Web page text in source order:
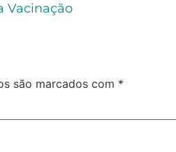
Vacinação
são marcados com *